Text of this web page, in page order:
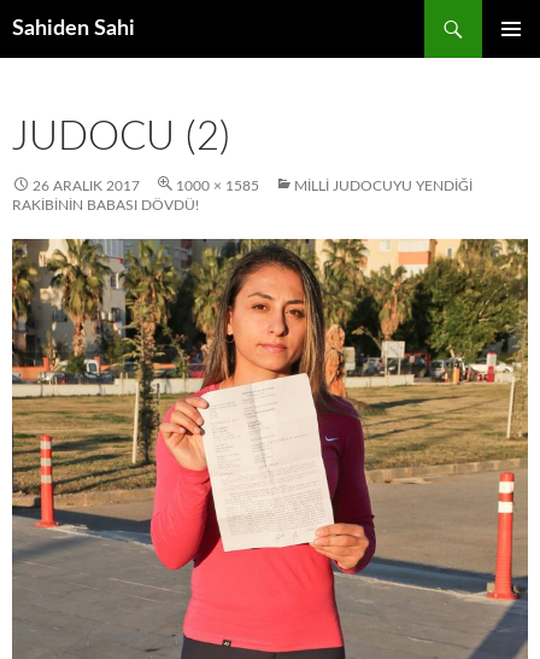
Sahiden Sahi
JUDOCU (2)
26 ARALIK 2017 1000 × 1585
MILLI JUDOCUYU YENDIĞI
RAKIBININ BABASI DÖVDÜ!